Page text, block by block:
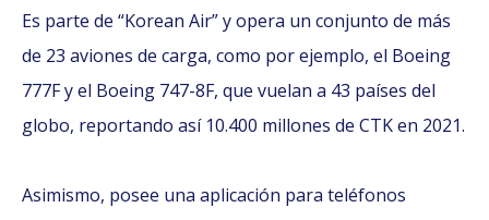
Es parte de “Korean Air” y opera un conjunto de más
de 23 aviones de carga, como por ejemplo, el Boeing
777F y el Boeing 747-8F, que vuelan a 43 países del
globo, reportando así 10.400 millones de CTK en 2021.
Asimismo, posee una aplicación para teléfonos